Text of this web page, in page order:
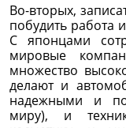
Во-вторых,
побудить работа
С японцами
мировые
множество
делают и
надежными и
миру), и